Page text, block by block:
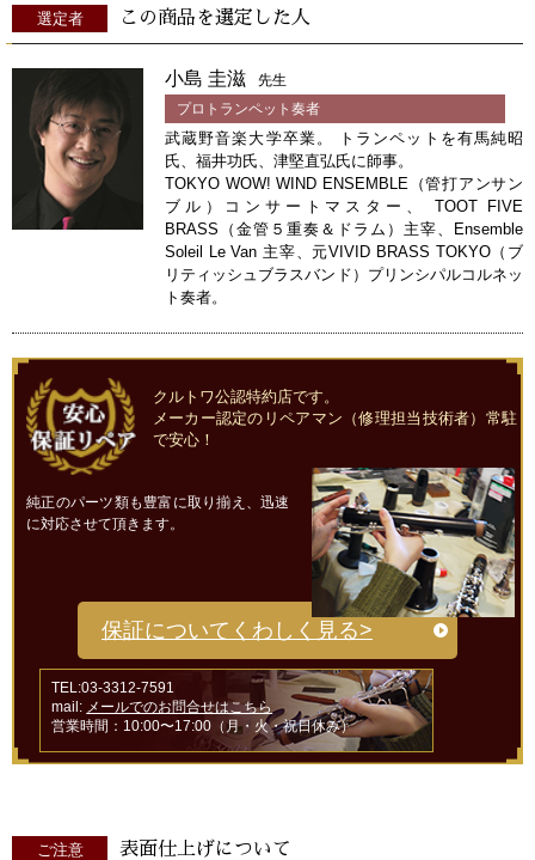
選定者 この商品を選定した人
小島 圭滋
先生
プロトランペット奏者
武蔵野音楽大学卒業。 トランペットを有馬純昭
氏、福井功氏、津堅直弘氏に師事。
TOKYO WOW! WIND ENSEMBLE（管打アンサン
ブル）コンサートマスター、 TOOT FIVE
BRASS（金管５重奏＆ドラム）主宰、Ensemble
Soleil Le Van 主宰、元VIVID BRASS TOKYO（ブ
リティッシュブラスバンド）プリンシパルコルネッ
ト奏者。
クルトワ公認特約店です。
メーカー認定のリペアマン（修理担当技術者）常駐
で安心！
純正のパーツ類も豊富に取り揃え、迅速
に対応させて頂きます。
保証についてくわしく見る>
TEL:03-3312-7591
mail: メールでのお問合せはこちら
営業時間：10:00〜17:00（月・火・祝日休み）
ご注意 表面仕上げについて